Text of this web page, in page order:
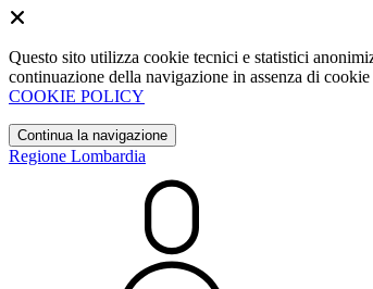
Questo sito utilizza cookie tecnici e statistici
continuazione della navigazione in assenza di
COOKIE POLICY
Continua la navigazione
Regione Lombardia